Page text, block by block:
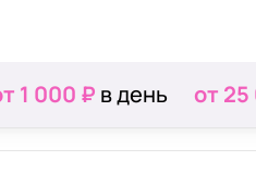
1 000 ₽ в день от